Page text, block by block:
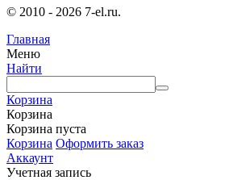
© 2010 - 2026 7-el.ru.
Главная
Меню
Найти
Корзина
Корзина
Корзина пуста
Корзина Оформить заказ
Аккаунт
Учетная запись